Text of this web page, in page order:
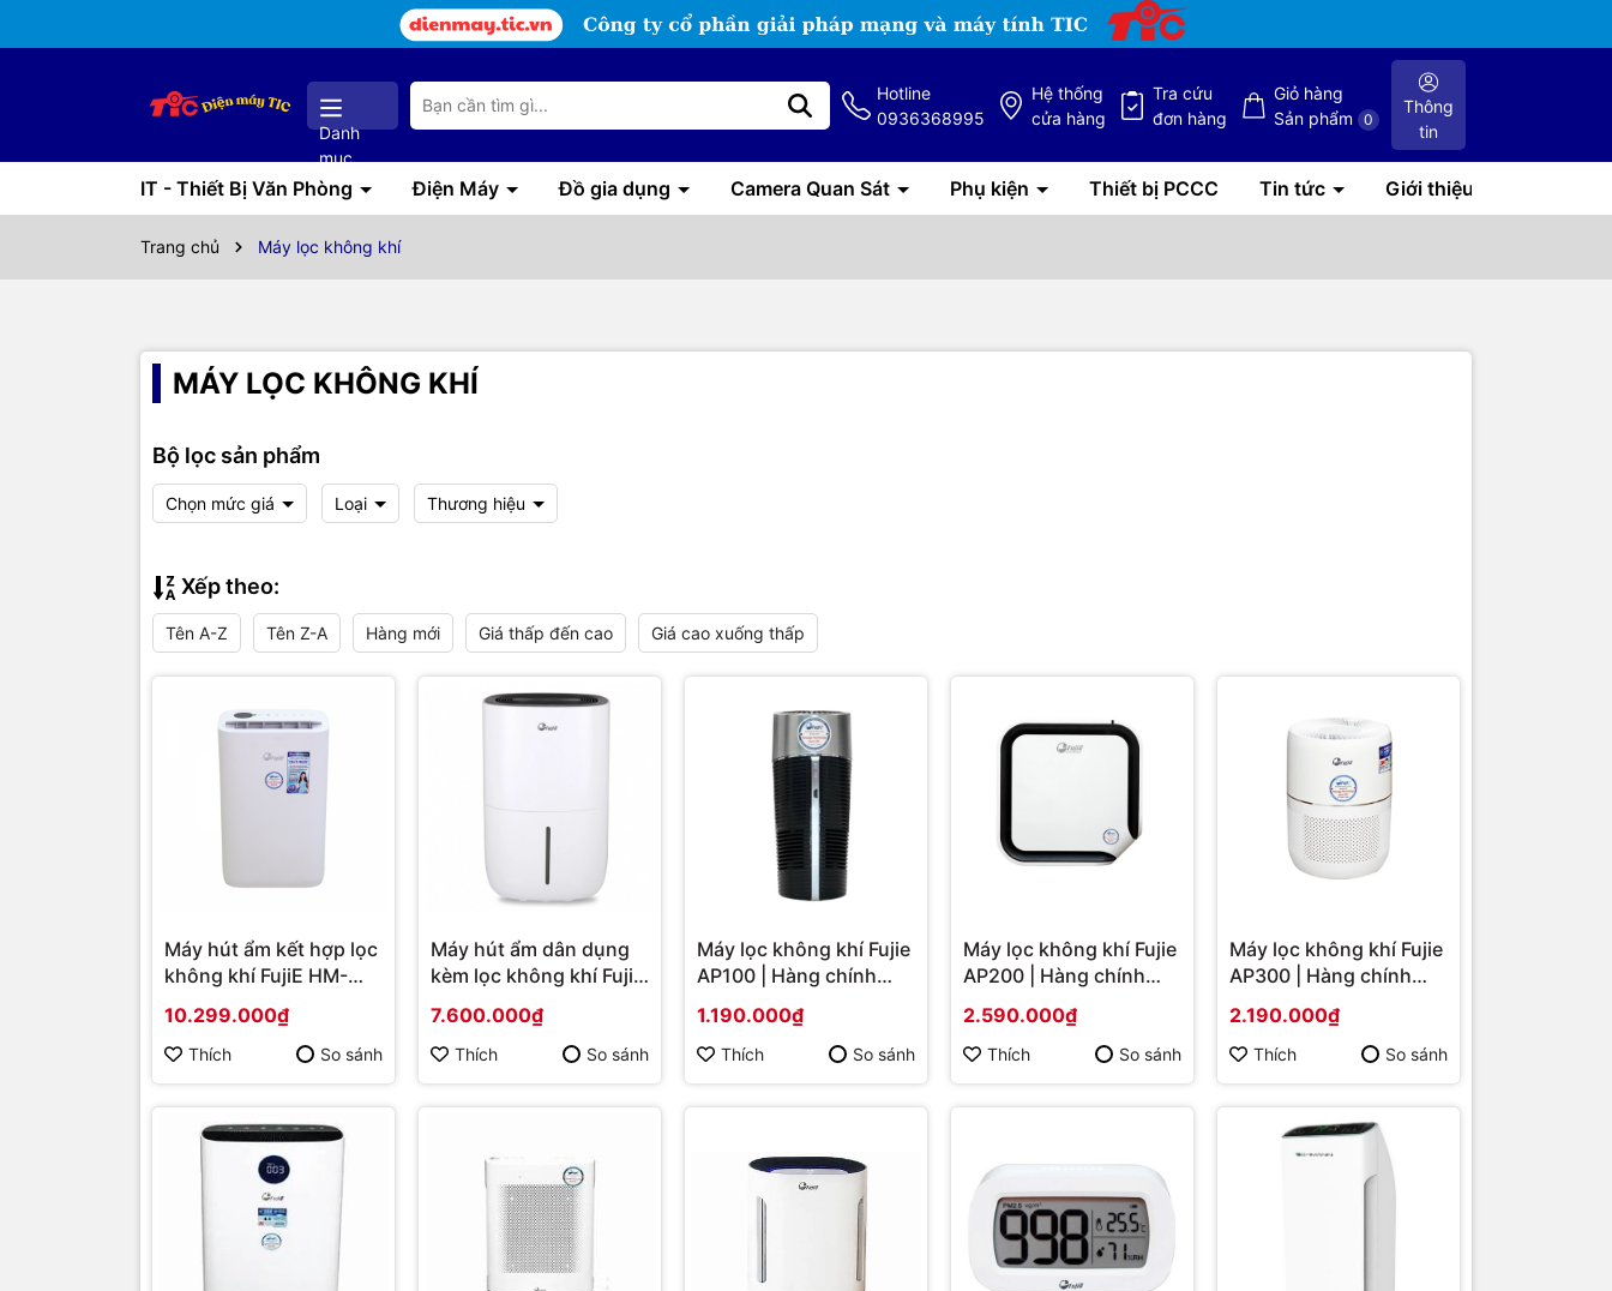
Danh
mục
Hotline
0936368995
Hệ thống
cửa hàng
Tra cứu
đơn hàng
Giỏ hàng
Sản phẩm
0
Thông
tin
IT - Thiết Bị Văn Phòng Điện Máy Đồ gia dụng Camera Quan Sát Phụ kiện Thiết bị PCCC Tin tức Giới thiệu
Trang chủ Máy lọc không khí
MÁY LỌC KHÔNG KHÍ
Bộ lọc sản phẩm
Chọn mức giá Loại Thương hiệu
Xếp theo:
Tên A-Z Tên Z-A Hàng mới Giá thấp đến cao Giá cao xuống thấp
Máy hút ẩm kết hợp lọc
không khí FujiE HM-
thông minh | Hàng
chính hãng
10.299.000₫
Thích So sánh
Máy hút ẩm dân dụng
kèm lọc không khí FujiE
chính hãng
7.600.000₫
Thích So sánh
Máy lọc không khí Fujie
AP100 | Hàng chính
1.190.000₫
Thích So sánh
Máy lọc không khí Fujie
AP200 | Hàng chính
2.590.000₫
Thích So sánh
Máy lọc không khí Fujie
AP300 | Hàng chính
2.190.000₫
Thích So sánh